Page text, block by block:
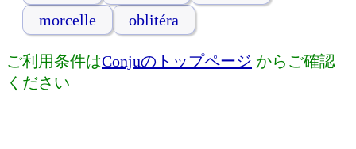
morcelle
oblitéra
ご利用条件はConjuのトップページ からご確認
ください